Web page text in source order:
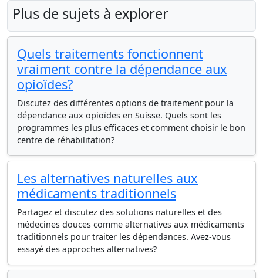
Plus de sujets à explorer
Quels traitements fonctionnent
vraiment contre la dépendance aux
opioïdes?
Discutez des différentes options de traitement pour la
dépendance aux opioïdes en Suisse. Quels sont les
programmes les plus efficaces et comment choisir le bon
centre de réhabilitation?
Les alternatives naturelles aux
médicaments traditionnels
Partagez et discutez des solutions naturelles et des
médecines douces comme alternatives aux médicaments
traditionnels pour traiter les dépendances. Avez-vous
essayé des approches alternatives?